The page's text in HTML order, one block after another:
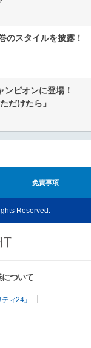
のスタイルを披露！
ピオンに登場！
だけたら」
免責事項
Reserved.
ついて
ィ24」